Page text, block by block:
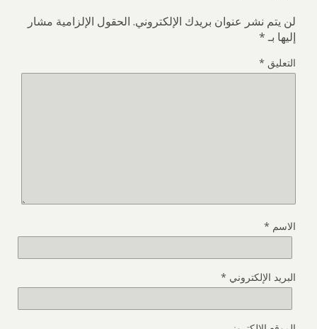
لن يتم نشر عنوان بريدك الإلكتروني. الحقول الإلزامية مشار
إليها بـ*
التعليق *
الاسم *
البريد الإلكتروني *